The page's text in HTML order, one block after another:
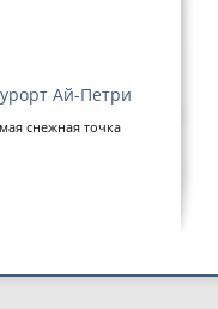
Ай-Петри
снежная точка